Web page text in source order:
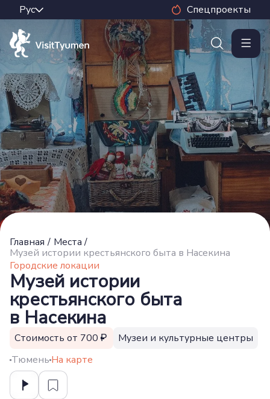
Спецпроекты
Главная / Места /
Музей истории крестьянского быта в Насекина
Городские локации
Музей истории
крестьянского быта
в Насекина
Cтоимость от 700
Музеи и культурные центры
Тюмень На карте